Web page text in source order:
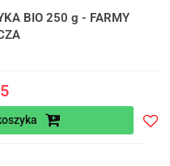
BIO 250 g - FARMY